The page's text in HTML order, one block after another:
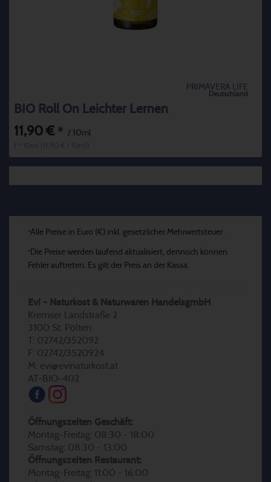
PRIMAVERA LIFE
Deutschland
BIO Roll On Leichter Lernen
11,90 € * / 10ml
*Alle Preise in Euro (€) inkl. gesetzlicher Mehrwertsteuer
* Die Preise werden laufend aktualisiert, dennoch können
Fehler auftreten. Es gilt der Preis an der Kassa.
Evi - Naturkost & Naturwaren HandelsgmbH
Kremser Landstraße 2
3100 St. Pölten
T: 02742/352092
F: 02742/3520924
M: evi@evinaturkost.at
AT-BIO-402
Öffnungszeiten Geschäft:
Montag-Freitag: 08:30 - 18:00
Samstag: 08:30 - 13:00
Öffnungszeiten Restaurant:
Montag-Freitag: 11:00 - 16:00